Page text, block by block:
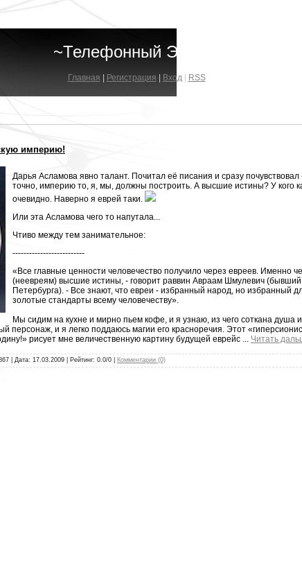
~Телефонный Эфир~
Главная Регистрация Вход| RSS
империю!
Дарья Асламова явно талант. Почитал её писания и сразу почувствовал
точно, империю то, я, мы, должны построить. А высшие истины? У кого
очевидно. Наверно я еврей таки.
Или эта Асламова чего то напутала...
Чтиво между тем занимательное:
--------------------------
«Все главные ценности человечество получило через евреев. Именно
(неевреям) высшие истины, - говорит раввин Авраам Шмулевич
Петербурга). - Все знают, что евреи - избранный народ, но избранный
золотые стандарты всему человечеству».
Мы сидим на кухне и мирно пьем кофе, и я узнаю, из чего соткана душа
персонаж, и я легко поддаюсь магии его красноречия. Этот
рисует мне величественную картину будущей еврейс ... Читать
| Дата: 17.03.2009 | Рейтинг: 0.0/0 | Комментарии (0)